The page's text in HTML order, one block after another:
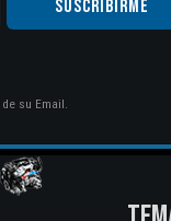
de su Email.